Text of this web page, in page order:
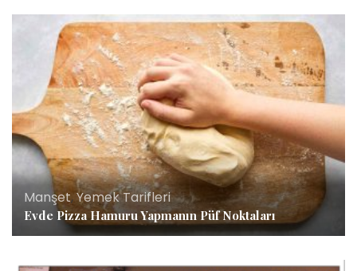
Manşet,Yemek Tarifleri
Evde Pizza Hamuru Yapmanın Püf Noktaları